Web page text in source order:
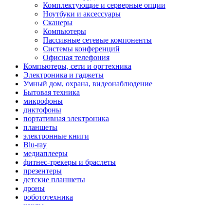
Комплектующие и серверные опции
Ноутбуки и аксессуары
Сканеры
Компьютеры
Пассивные сетевые компоненты
Системы конференций
Офисная телефония
Компьютеры, сети и оргтехника
Электроника и гаджеты
Умный дом, охрана, видеонаблюдение
Бытовая техника
микрофоны
диктофоны
портативная электроника
планшеты
электронные книги
Blu-ray
медиаплееры
фитнес-трекеры и браслеты
презентеры
детские планшеты
дроны
робототехника